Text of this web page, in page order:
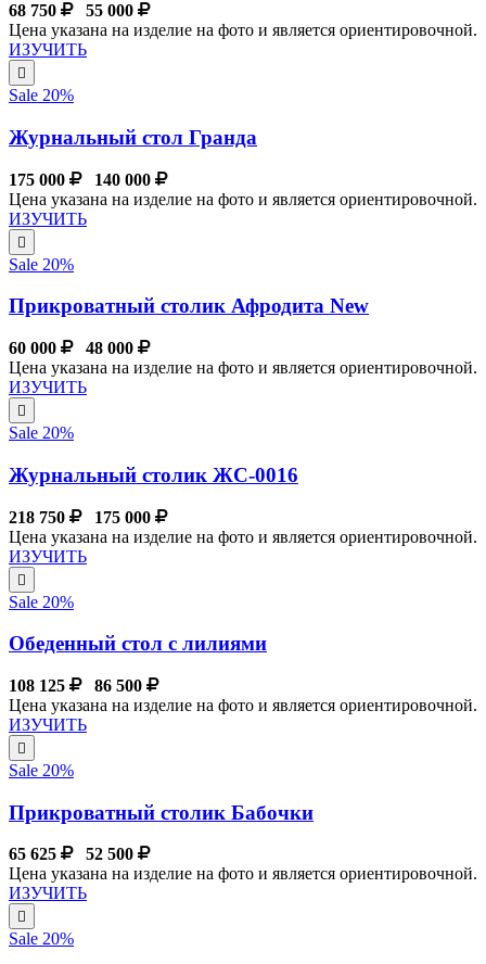
68 750
55 000
Цена указана на изделие на фото и является ориентировочной.
ИЗУЧИТЬ
Sale 20%
Журнальный стол Гранда
175 000
140 000
Цена указана на изделие на фото и является ориентировочной.
ИЗУЧИТЬ
Sale 20%
Прикроватный столик Афродита New
60 000
48 000
Цена указана на изделие на фото и является ориентировочной.
ИЗУЧИТЬ
Sale 20%
Журнальный столик ЖС-0016
218 750
175 000
Цена указана на изделие на фото и является ориентировочной.
ИЗУЧИТЬ
Sale 20%
Обеденный стол с лилиями
108 125
86 500
Цена указана на изделие на фото и является ориентировочной.
ИЗУЧИТЬ
Sale 20%
Прикроватный столик Бабочки
65 625
52 500
Цена указана на изделие на фото и является ориентировочной.
ИЗУЧИТЬ
Sale 20%